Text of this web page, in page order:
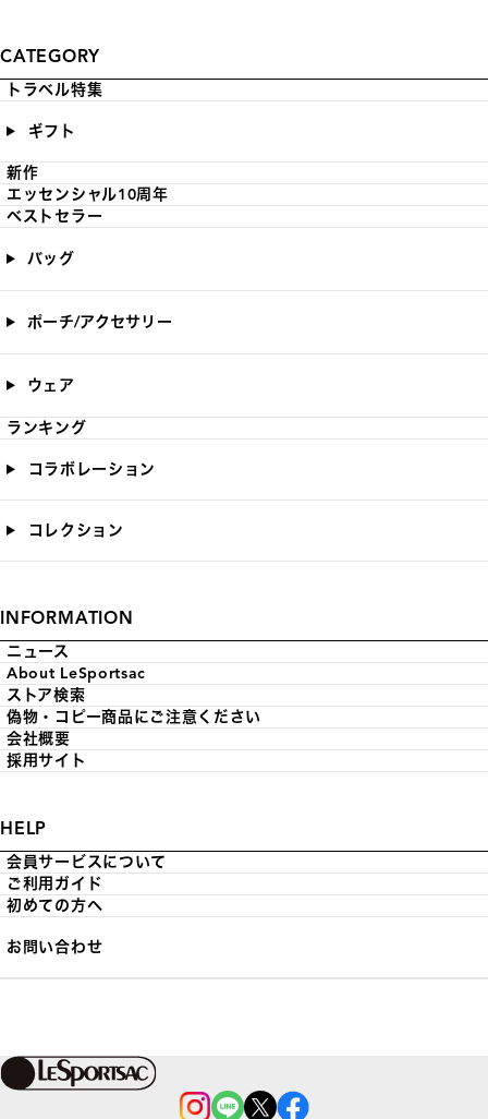
CATEGORY
トラベル特集
ギフト
新作
エッセンシャル10周年
ベストセラー
バッグ
ポーチ/アクセサリー
ウェア
ランキング
コラボレーション
コレクション
INFORMATION
ニュース
About LeSportsac
ストア検索
偽物・コピー商品にご注意ください
会社概要
採用サイト
HELP
会員サービスについて
ご利用ガイド
初めての方へ
お問い合わせ